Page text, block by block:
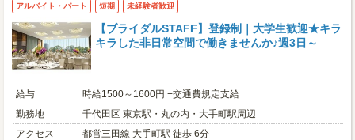
アルバイト・パート 短期 未経験者歓迎
【ブライダルSTAFF】登録制｜大学生歓迎★キラ
キラした非日常空間で働きませんか♪週3日～
給与
時給1500～1600円 +交通費規定支給
勤務地
千代田区 東京駅・丸の内・大手町駅周辺
アクセス
都営三田線 大手町駅 徒歩 6分